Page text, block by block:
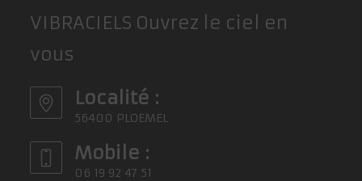
VIBRACIELS Ouvrez le ciel en
vous
Localité :
56400 PLOEMEL
Mobile :
06 19 92 47 51